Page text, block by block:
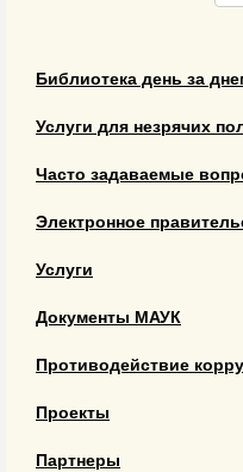
Библиотека день за
Услуги для незрячих
Часто задаваемые
Электронное
Услуги
Документы МАУК
Противодействие
Проекты
Партнеры